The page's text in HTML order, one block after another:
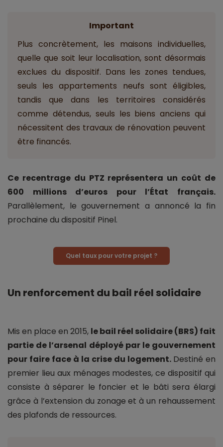
Important
Plus concrètement, les maisons individuelles,
quelle que soit leur localisation, sont désormais
exclues du dispositif. Dans les zones tendues,
seuls les appartements neufs sont éligibles,
tandis que dans les territoires considérés
comme détendus, seuls les biens anciens qui
nécessitent des travaux de rénovation peuvent
être financés.
Ce recentrage du PTZ représentera un coût de
600 millions d’euros pour l’État français.
Parallèlement, le gouvernement a annoncé la fin
prochaine du dispositif Pinel.
Quel taux pour votre projet ?
Un renforcement du bail réel solidaire
Mis en place en 2015, le bail réel solidaire (BRS) fait
partie de l’arsenal déployé par le gouvernement
pour faire face à la crise du logement. Destiné en
premier lieu aux ménages modestes, ce dispositif qui
consiste à séparer le foncier et le bâti sera élargi
grâce à l’extension du zonage et à un rehaussement
des plafonds de ressources.